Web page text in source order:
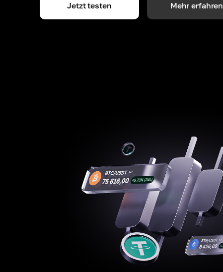
Jetzt testen Mehr erfahren